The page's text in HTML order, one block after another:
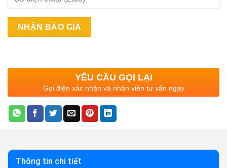
YÊU CẦU GỌI LẠI
Gọi điện xác nhận và nhân viên tư vấn ngay
Thông tin chi tiết